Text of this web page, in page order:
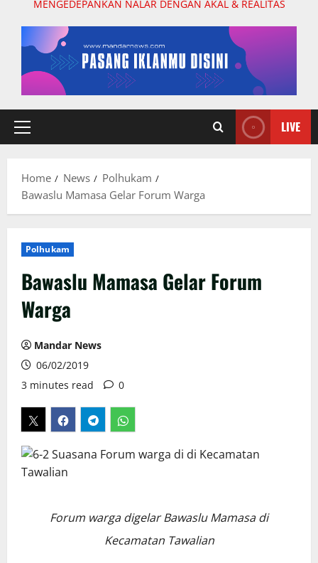
MENGEDEPANKAN NALAR DENGAN AKAL & REALITAS
Primary
LIVE
Home News
Polhukam
Bawaslu Mamasa Gelar Forum Warga
Polhukam
Bawaslu Mamasa Gelar Forum
Warga
Mandar News
06/02/2019
3 minutes read
0
Forum warga digelar Bawaslu Mamasa di
Kecamatan Tawalian